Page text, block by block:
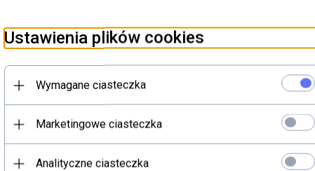
Ustawienia plików cookies
Wymagane ciasteczka
Marketingowe ciasteczka
Analityczne ciasteczka